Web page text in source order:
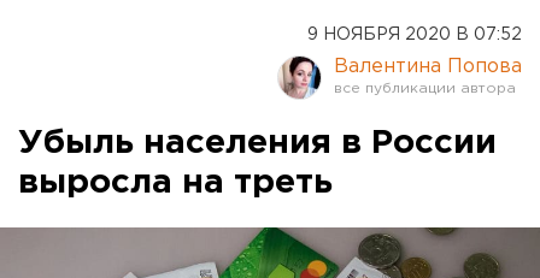
Курган
Оренбург
9 НОЯБРЯ 2020 В 07:52
Валентина Попова
Убыль населения в России
выросла на треть